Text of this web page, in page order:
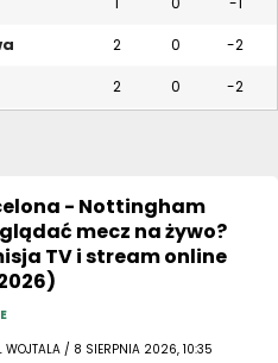
2 0 -2
2 0 -2
- Nottingham
mecz na żywo?
TV i stream online
WOJTALA / 8 SIERPNIA 2026, 10:35